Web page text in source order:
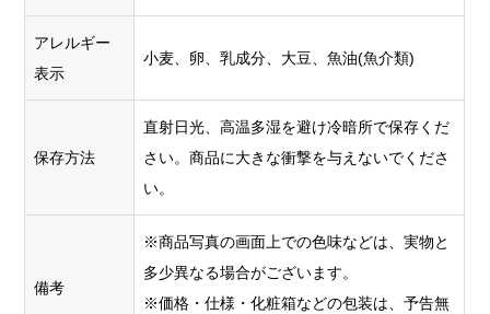
アレルギー
表示
小麦、卵、乳成分、大豆、魚油(魚介類)
保存方法
直射日光、高温多湿を避け冷暗所で保存くだ
さい。商品に大きな衝撃を与えないでくださ
い。
備考
※商品写真の画面上での色味などは、実物と
多少異なる場合がございます。
※価格・仕様・化粧箱などの包装は、予告無